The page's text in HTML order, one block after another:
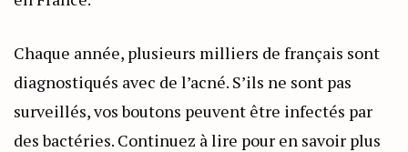
Chaque année, plusieurs milliers de français sont
diagnostiqués avec de l’acné. S’ils ne sont pas
surveillés, vos boutons peuvent être infectés par
des bactéries. Continuez à lire pour en savoir plus